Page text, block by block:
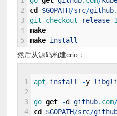
2
3
4
5
cd
$GOPATH/src/github
git checkout release-
make
make install
然后从源码构建crio：
1
2
3
4
apt install -y
go get -d github.com/
cd
$GOPATH/src/github